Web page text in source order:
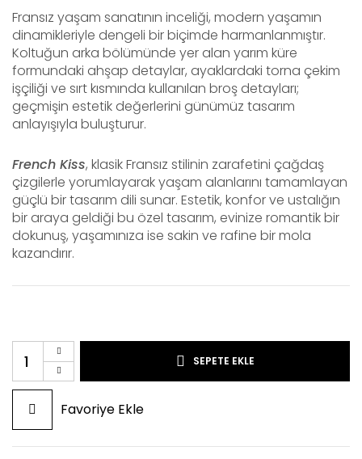
Fransız yaşam sanatının inceliği, modern yaşamın
dinamikleriyle dengeli bir biçimde harmanlanmıştır.
Koltuğun arka bölümünde yer alan yarım küre
formundaki ahşap detaylar, ayaklardaki torna çekim
işçiliği ve sırt kısmında kullanılan broş detayları;
geçmişin estetik değerlerini günümüz tasarım
anlayışıyla buluşturur.
French Kiss, klasik Fransız stilinin zarafetini çağdaş
çizgilerle yorumlayarak yaşam alanlarını tamamlayan
güçlü bir tasarım dili sunar. Estetik, konfor ve ustalığın
bir araya geldiği bu özel tasarım, evinize romantik bir
dokunuş, yaşamınıza ise sakin ve rafine bir mola
kazandırır.
SEPETE EKLE
Favoriye Ekle